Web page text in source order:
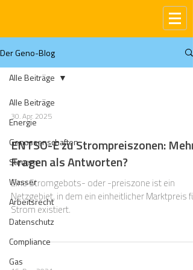
Der Geno-Blog
Alle Beiträge
Energie
Genossenschaften
Steuern
Wasser
Arbeitsrecht
Datenschutz
Compliance
Gas
Alle Beiträge
30. Apr. 2025
ENTSO-E zu Strompreiszonen: Mehr
Fragen als Antworten?
Eine Stromgebots- oder -preiszone ist ein
Netzgebiet, in dem ein einheitlicher Marktpreis für
Strom existiert.